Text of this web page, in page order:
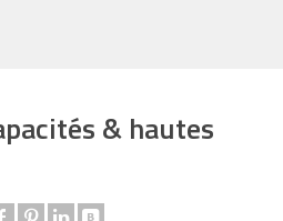
& hautes